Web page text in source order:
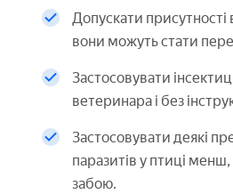
Допускати присутності
вони можуть стати
Застосовувати
ветеринара і без
Застосовувати деякі
паразитів у птиці менш,
забою.